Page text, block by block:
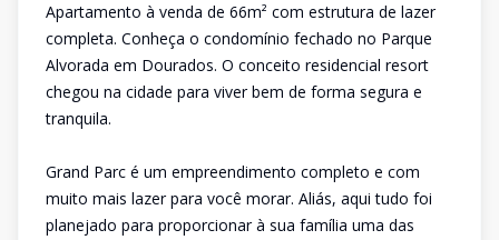
Apartamento à venda de 66m² com estrutura de lazer
completa. Conheça o condomínio fechado no Parque
Alvorada em Dourados. O conceito residencial resort
chegou na cidade para viver bem de forma segura e
tranquila.
Grand Parc é um empreendimento completo e com
muito mais lazer para você morar. Aliás, aqui tudo foi
planejado para proporcionar à sua família uma das